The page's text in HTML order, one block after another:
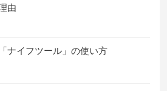
由
ナイフツール」の使い方